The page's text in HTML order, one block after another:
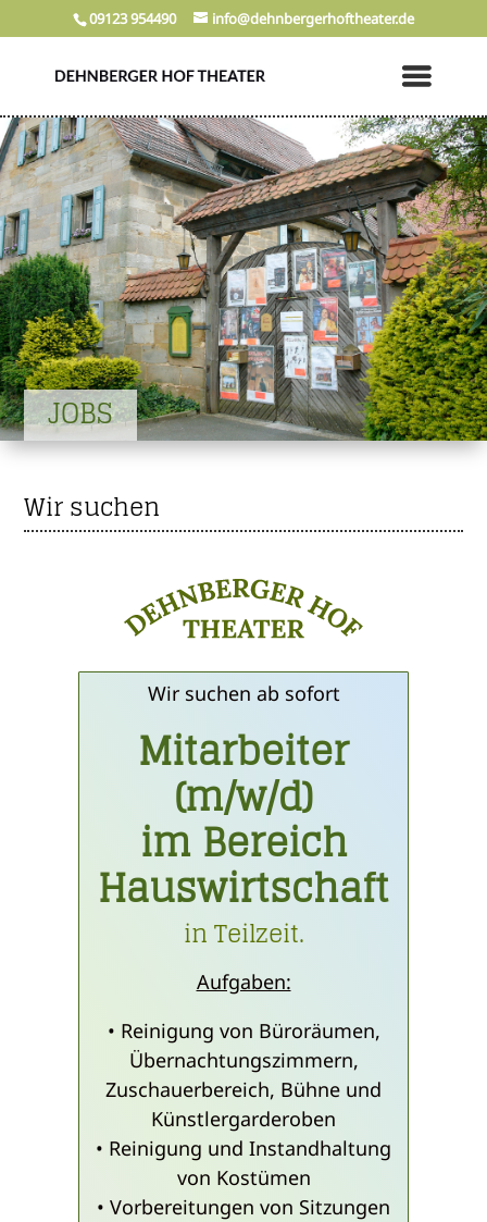
09123 954490 info@dehnbergerhoftheater.de
JOBS
Wir suchen
Wir suchen ab sofort
Mitarbeiter
(m/w/d)
im Bereich
Hauswirtschaft
in Teilzeit.
Aufgaben:
• Reinigung von Büroräumen,
Übernachtungszimmern,
Zuschauerbereich, Bühne und
Künstlergarderoben
• Reinigung und Instandhaltung
von Kostümen
• Vorbereitungen von Sitzungen